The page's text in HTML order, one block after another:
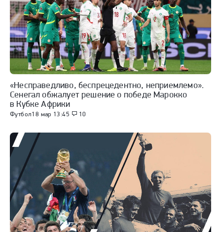
Футбол18 мар 13:45 10
«Несправедливо, беспрецедентно, неприемлемо».
Сенегал обжалует решение о победе Марокко
в Кубке Африки